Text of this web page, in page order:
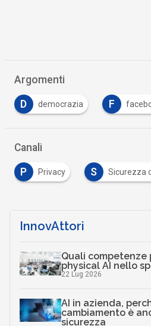
Argomenti
D democrazia F
Canali
P Privacy S Sicurezza
InnovAttori
Quali competenze
physical AI nello
22 Lug 2026
AI in azienda,
cambiamento è
sicurezza